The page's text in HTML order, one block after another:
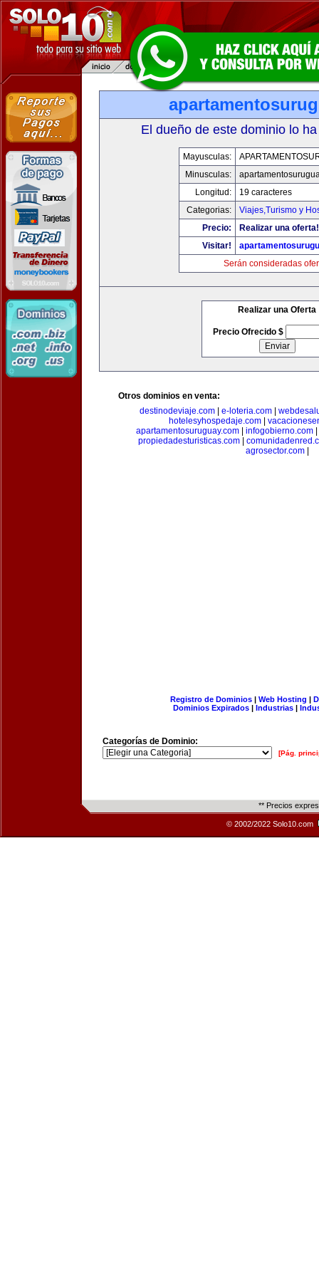
El dueño de este dominio lo
Mayusculas:
Minusculas:
Longitud:
19 caracteres
Categorias:
Viajes,Turismo y
Precio:
Realizar una oferta!
Visitar!
Serán consideradas
Realizar una Oferta
Precio Ofrecido $
Otros dominios en venta:
destinodeviaje.com
e-loteria.com
hotelesyhospedaje.com
apartamentosuruguay.com
infogobierno.com
propiedadesturisticas.com|
agrosector.com|
Registro de Dominios| Web Hosting |
Dominios Expirados | Industrias |
Categorías de Dominio:
[Pág.
** Precios
© 2002/2022 Solo10.com